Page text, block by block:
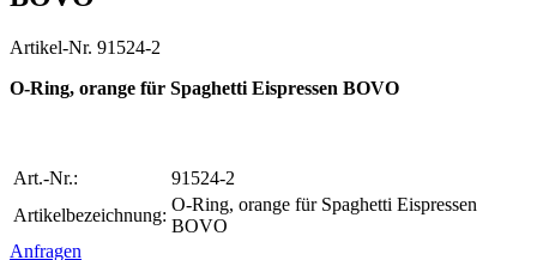
Artikel-Nr. 91524-2
O-Ring, orange für Spaghetti Eispressen BOVO
Art.-Nr.:
91524-2
Artikelbezeichnung:
O-Ring, orange für Spaghetti Eispressen
BOVO
Anfragen